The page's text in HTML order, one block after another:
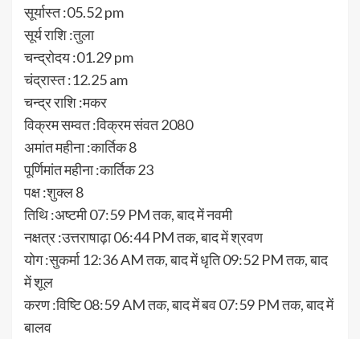
सूर्यास्त :05.52 pm
सूर्य राशि :तुला
चन्द्रोदय :01.29 pm
चंद्रास्त :12.25 am
चन्द्र राशि :मकर
विक्रम सम्वत :विक्रम संवत 2080
अमांत महीना :कार्तिक 8
पूर्णिमांत महीना :कार्तिक 23
पक्ष :शुक्ल 8
तिथि :अष्टमी 07:59 PM तक, बाद में नवमी
नक्षत्र :उत्तराषाढ़ा 06:44 PM तक, बाद में श्रवण
योग :सुकर्मा 12:36 AM तक, बाद में धृति 09:52 PM तक, बाद
में शूल
करण :विष्टि 08:59 AM तक, बाद में बव 07:59 PM तक, बाद में
बालव